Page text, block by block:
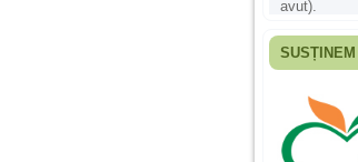
avut).
Fiica mea
ani, privind
realizez cat
greseli am
educatia si
SUSȚINEM